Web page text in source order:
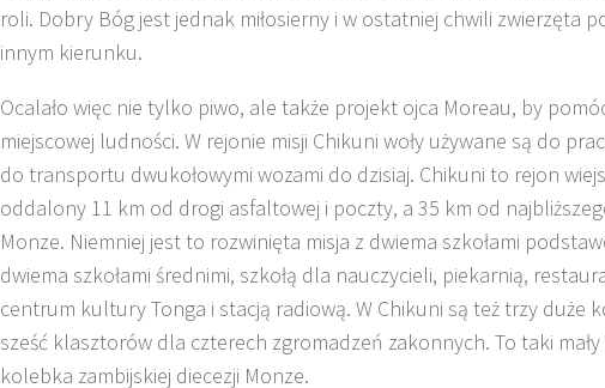
roli. Dobry Bóg jest jednak miłosierny i w ostatniej chwili zwierzęta
innym kierunku.
Ocalało więc nie tylko piwo, ale także projekt ojca Moreau, by
miejscowej ludności. W rejonie misji Chikuni woły używane są do
do transportu dwukołowymi wozami do dzisiaj. Chikuni to rejon
oddalony 11 km od drogi asfaltowej i poczty, a 35 km od
Monze. Niemniej jest to rozwinięta misja z dwiema szkołami
dwiema szkołami średnimi, szkołą dla nauczycieli, piekarnią,
centrum kultury Tonga i stacją radiową. W Chikuni są też trzy duże
sześć klasztorów dla czterech zgromadzeń zakonnych. To taki mały
kolebka zambijskiej diecezji Monze.